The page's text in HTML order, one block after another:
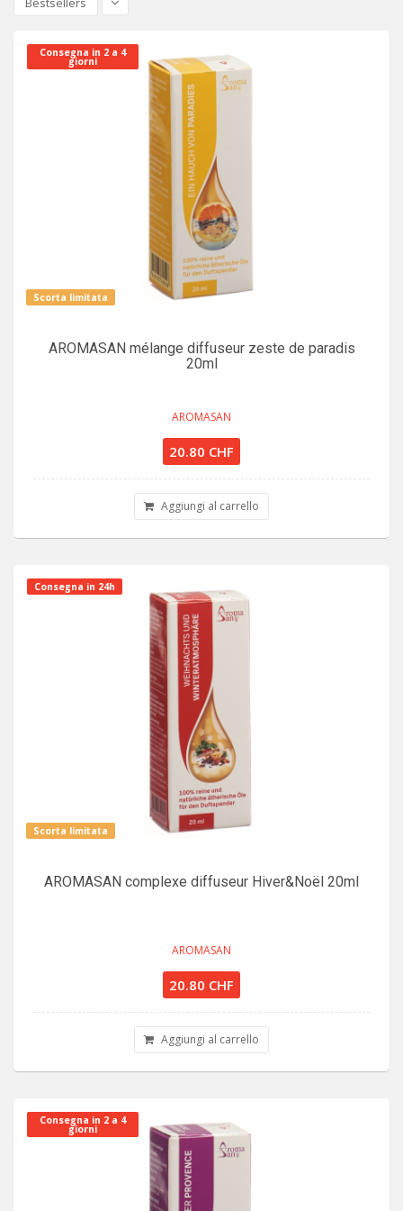
Consegna in 2 a 4
giorni
Scorta limitata
AROMASAN mélange diffuseur zeste de paradis
20ml
AROMASAN
20.80 CHF
Aggiungi al carrello
Consegna in 24h
Scorta limitata
AROMASAN complexe diffuseur Hiver&Noël 20ml
AROMASAN
20.80 CHF
Aggiungi al carrello
Consegna in 2 a 4
giorni